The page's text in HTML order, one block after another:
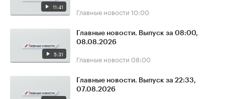
11:41 Главные новости 10:00
5:31
Главные новости. Выпуск за 08:00,
08.08.2026
Главные новости 08:00
Главные новости. Выпуск за 22:33,
07.08.2026